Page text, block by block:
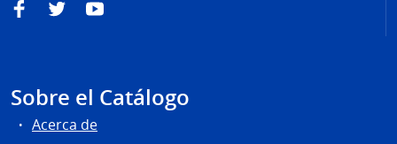
FacebookTwitterYouTube
Sobre el Catálogo
Acerca de